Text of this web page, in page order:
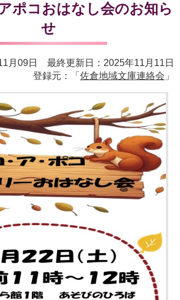
ポコおはなし会のお知ら
せ
月09日 最終更新日：2025年11月11日
登録元：「 佐倉地域文庫連絡会 」